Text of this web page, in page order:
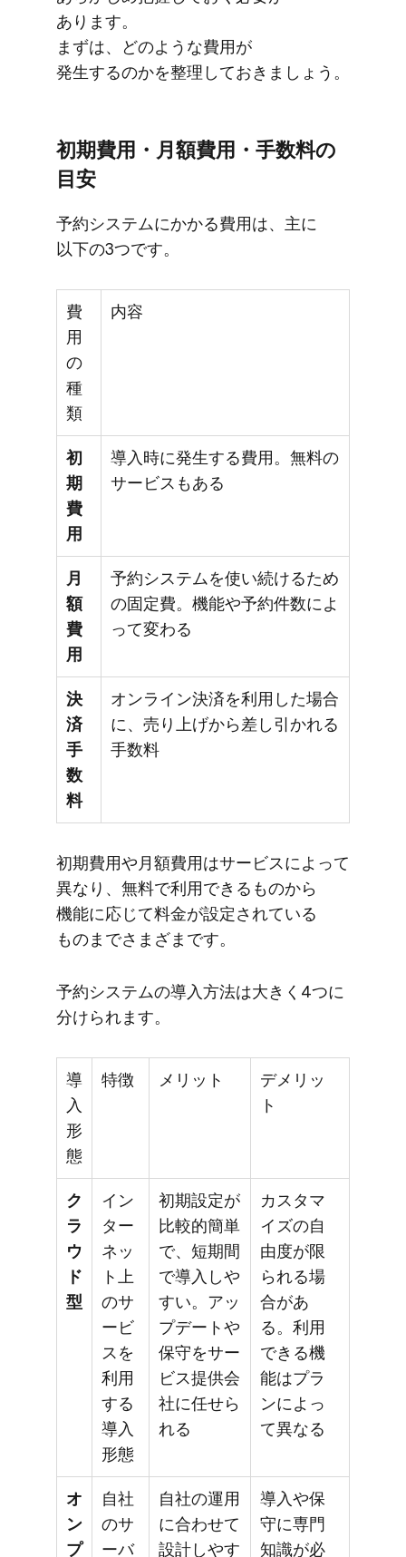
あります。
まずは、​どのような​費用が​
発生するのかを​整理して​おきましょう。
初期費用・月額費用・手数料の​
目安
予約システムに​かかる​費用は、​主に​
以下の​3つです。
費
用
の
種
類
内容
初
期
費
用
導入時に発生する費用。無料の
サービスもある
月
額
費
用
予約システムを使い続けるため
の固定費。機能や予約件数によ
って変わる
決
済
手
数
料
オンライン決済を利用した場合
に、売り上げから差し引かれる
手数料
初期費用や​月額費用は​サービスに​よって​
異なり、​無料で​利用できる​ものから​
機能に​応じて​料金が​設定されている​
ものまでさまざまです。
予約システムの​導入方​法は​大きく​4つに​
分けられます。
導
入
形
態
特徴 メリット
デメリッ
ト
ク
ラ
ウ
ド
型
イン
ター
ネッ
ト上
のサ
ービ
スを
利用
する
導入
形態
初期設定が
比較的簡単
で、短期間
で導入しや
すい。アッ
プデートや
保守をサー
ビス提供会
社に任せら
れる
カスタマ
イズの自
由度が限
られる場
合があ
る。利用
できる機
能はプラ
ンによっ
て異なる
オ
ン
プ
自社
のサ
ーバ
自社の運用
に合わせて
設計しやす
導入や保
守に専門
知識が必